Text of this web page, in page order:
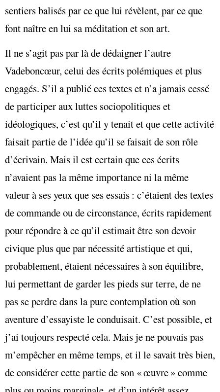
sentiers balisés par ce que lui révèlent, par ce que
font naître en lui sa méditation et son art.
Il ne s’agit pas par là de dédaigner l’autre
Vadeboncœur, celui des écrits polémiques et plus
engagés. S’il a publié ces textes et n’a jamais cessé
de participer aux luttes sociopolitiques et
idéologiques, c’est qu’il y tenait et que cette activité
faisait partie de l’idée qu’il se faisait de son rôle
d’écrivain. Mais il est certain que ces écrits
n’avaient pas la même importance ni la même
valeur à ses yeux que ses essais : c’étaient des textes
de commande ou de circonstance, écrits rapidement
pour répondre à ce qu’il estimait être son devoir
civique plus que par nécessité artistique et qui,
probablement, étaient nécessaires à son équilibre,
lui permettant de garder les pieds sur terre, de ne
pas se perdre dans la pure contemplation où son
aventure d’essayiste le conduisait. C’est possible, et
j’ai toujours respecté cela. Mais je ne pouvais pas
m’empêcher en même temps, et il le savait très bien,
de considérer cette partie de son « œuvre » comme